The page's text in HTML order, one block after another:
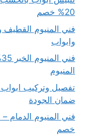
20% خصم
وابواب
المنيوم
ضمان الجودة
خصم